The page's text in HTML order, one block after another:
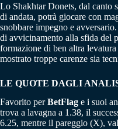
Lo Shakhtar Donets, dal canto
di andata, potrà giocare con
snobbare impegno e
di avvicinamento alla sfida del
formazione di ben altra
mostrato troppe carenze sia
LE QUOTE DAGLI
Favorito perBetFlag e i suoi
trova a lavagna a 1.38, il
6.25, mentre il pareggio (X),